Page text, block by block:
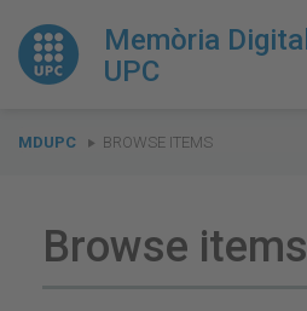
Memòria Digital
UPC
You
MDUPC BROWSE ITEMS
Browse items